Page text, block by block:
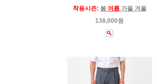
착용시즌: 봄여름 가을 겨울
138,000원